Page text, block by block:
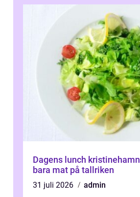
Dagens lunch kristinehamn mer än
bara mat på tallriken
31 juli 2026
admin